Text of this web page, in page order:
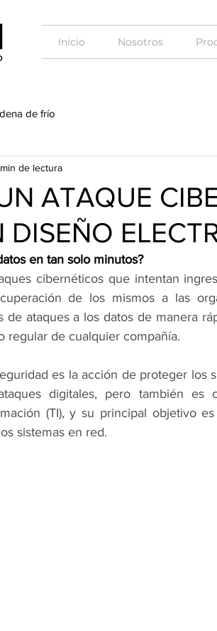
Inicio Nosotros
de frío
ATAQUE
DISEÑO
de lectura
en tan solo minutos?
cibernéticos que intentan
de los mismos a las
de ataques a los datos de manera
regular de cualquier compañía.
es la acción de proteger los
digitales, pero también es
(TI), y su principal objetivo
sistemas en red.